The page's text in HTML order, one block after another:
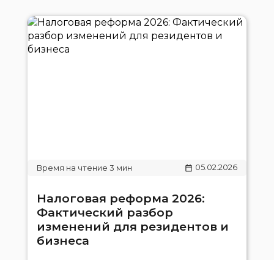
05.02.2026
Налоговая реформа 2026:
Фактический разбор
изменений для резидентов и
бизнеса